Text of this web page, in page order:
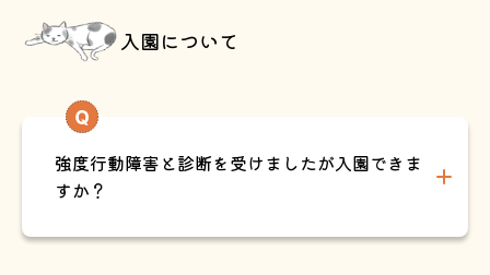
入園について
強度行動障害と診断を受けましたが入園できま
すか？